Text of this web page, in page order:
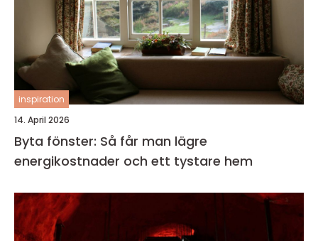
inspiration
14. April 2026
Byta fönster: Så får man lägre
energikostnader och ett tystare hem